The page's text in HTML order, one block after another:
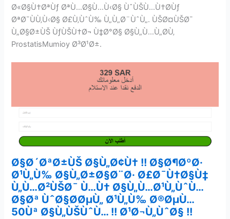
Ø«Ø§Ù†ØªÙƒ ØªÙ…Ø§Ù…Ù‹Ø§ ÙˆÙŠÙ…Ù†Ø­Ùƒ
ØªØ¯ÙÙ‚Ù‹Ø§ Ø£Ù‚ÙˆÙ‰ Ù„Ù„Ø¨ÙˆÙ„. ÙŠØ¤ÙŠØ¯
Ù„Ø§Ø±ÙŠ ÙƒÙŠÙ†Ø¬ Ù‡Ø°Ø§ Ø§Ù„Ù…Ù„Ø­Ù‚
ProstatisMumioy Ø³Ø¹Ø±.
Ø§Ø´ØªØ±ÙŠ Ø§Ù„Ø¢Ù† !! Ø§Ø¶ØºØ·
Ø¹Ù„Ù‰ Ø§Ù„Ø±Ø§Ø¨Ø· Ø£Ø¯Ù†Ø§Ù‡
Ù„Ù…Ø²ÙŠØ¯ Ù…Ù† Ø§Ù„Ù…Ø¹Ù„ÙˆÙ…
Ø§Øª ÙˆØ§Ø­ØµÙ„ Ø¹Ù„Ù‰ Ø®ØµÙ…
50Ùª Ø§Ù„ÙŠÙˆÙ… !! Ø¹Ø¬Ù„ÙˆØ§ !!